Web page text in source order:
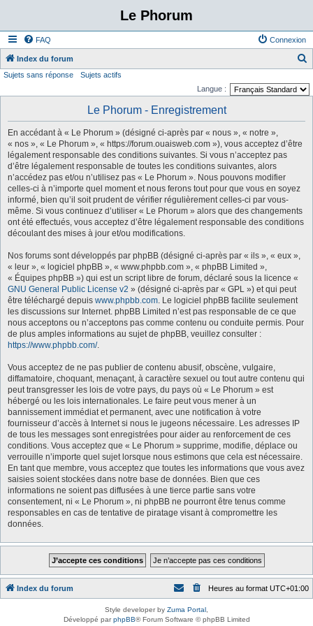
Le Phorum
FAQ Connexion
Index du forum
Sujets sans réponse
Sujets actifs
Langue :
Le Phorum - Enregistrement
En accédant à « Le Phorum » (désigné ci-après par « nous », « notre »,
« nos », « Le Phorum », « https://forum.ouaisweb.com »), vous acceptez d’être
légalement responsable des conditions suivantes. Si vous n’acceptez pas
d’être légalement responsable de toutes les conditions suivantes, alors
n’accédez pas et/ou n’utilisez pas « Le Phorum ». Nous pouvons modifier
celles-ci à n’importe quel moment et nous ferons tout pour que vous en soyez
informé, bien qu’il soit prudent de vérifier régulièrement celles-ci par vous-
même. Si vous continuez d’utiliser « Le Phorum » alors que des changements
ont été effectués, vous acceptez d’être légalement responsable des conditions
découlant des mises à jour et/ou modifications.
Nos forums sont développés par phpBB (désigné ci-après par « ils », « eux »,
« leur », « logiciel phpBB », « www.phpbb.com », « phpBB Limited »,
« Équipes phpBB ») qui est un script libre de forum, déclaré sous la licence «
GNU General Public License v2 » (désigné ci-après par « GPL ») et qui peut
être téléchargé depuis www.phpbb.com. Le logiciel phpBB facilite seulement
les discussions sur Internet. phpBB Limited n’est pas responsable de ce que
nous acceptons ou n’acceptons pas comme contenu ou conduite permis. Pour
de plus amples informations au sujet de phpBB, veuillez consulter :
https://www.phpbb.com/.
Vous acceptez de ne pas publier de contenu abusif, obscène, vulgaire,
diffamatoire, choquant, menaçant, à caractère sexuel ou tout autre contenu qui
peut transgresser les lois de votre pays, du pays où « Le Phorum » est
hébergé ou les lois internationales. Le faire peut vous mener à un
bannissement immédiat et permanent, avec une notification à votre
fournisseur d’accès à Internet si nous le jugeons nécessaire. Les adresses IP
de tous les messages sont enregistrées pour aider au renforcement de ces
conditions. Vous acceptez que « Le Phorum » supprime, modifie, déplace ou
verrouille n’importe quel sujet lorsque nous estimons que cela est nécessaire.
En tant que membre, vous acceptez que toutes les informations que vous avez
saisies soient stockées dans notre base de données. Bien que ces
informations ne soient pas diffusées à une tierce partie sans votre
consentement, ni « Le Phorum », ni phpBB ne pourront être tenus comme
responsables en cas de tentative de piratage visant à compromettre les
données.
Index du forum Heures au format UTC+01:00
Style developer by Zuma Portal
Développé parphpBB® Forum Software © phpBB Limited